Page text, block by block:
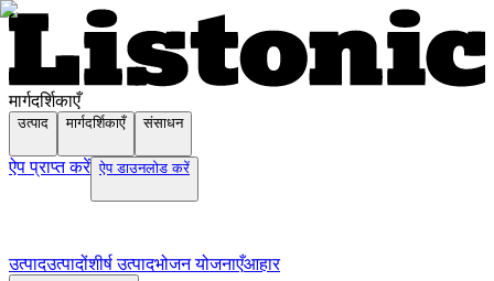
मार्गदर्शिकाएँ
उत्पाद मार्गदर्शिकाएँ संसाधन
ऐप प्राप्त करें ऐप डाउनलोड करें
उत्पादउत्पादोंशीर्ष उत्पादभोजन योजनाएँआहार